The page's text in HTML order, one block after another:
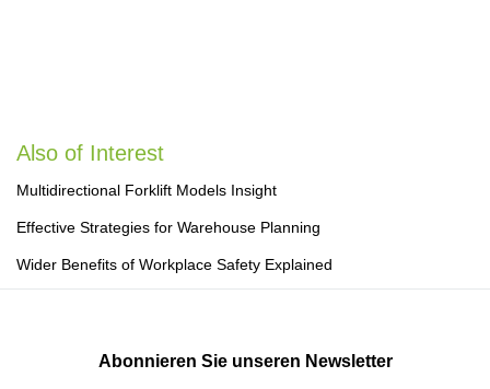
Also of Interest
Multidirectional Forklift Models Insight
Effective Strategies for Warehouse Planning
Wider Benefits of Workplace Safety Explained
Abonnieren Sie unseren Newsletter